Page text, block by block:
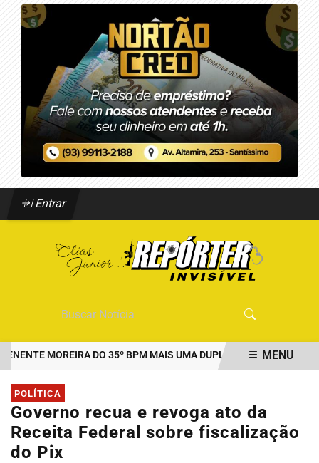
Entrar
MOREIRA DO 35º BPM MAIS UMA DUPLA PRESA POR TRÁFICO
EM ALTA
MENU
POLÍTICA
Governo recua e revoga ato da
Receita Federal sobre fiscalização
do Pix